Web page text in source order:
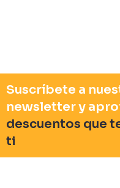
Suscríbete a
newsletter y
descuentos que
ti